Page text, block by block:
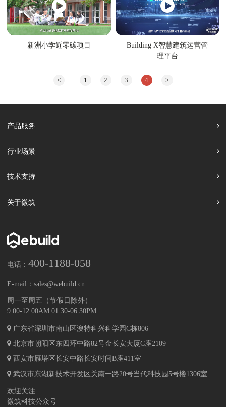
新洲小学近零碳项目
Building X智慧建筑运营管
理平台
< ··· 1 2 3 4 >
产品服务
行业场景
技术支持
关于微筑
电话： 400-1188-058
E-mail： sales@webuild.cn
周一至周五（节假日除外）
9:00-12:00AM 01:30-06:30PM
广东省深圳市南山区澳特科兴科学园C栋806
北京市朝阳区东四环中路82号金长安大厦C座2109
西安市雁塔区长安中路长安时间B座411室
武汉市东湖新技术开发区关南一路20号当代科技园5号楼1306室
欢迎关注
微筑科技公众号